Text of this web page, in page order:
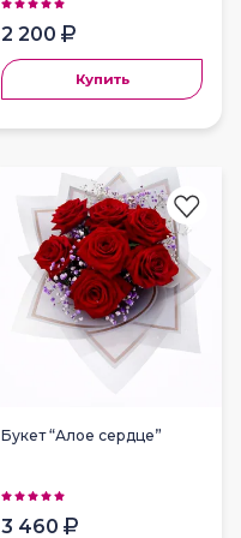
2 200
Купить
Букет “Алое сердце”
3 460